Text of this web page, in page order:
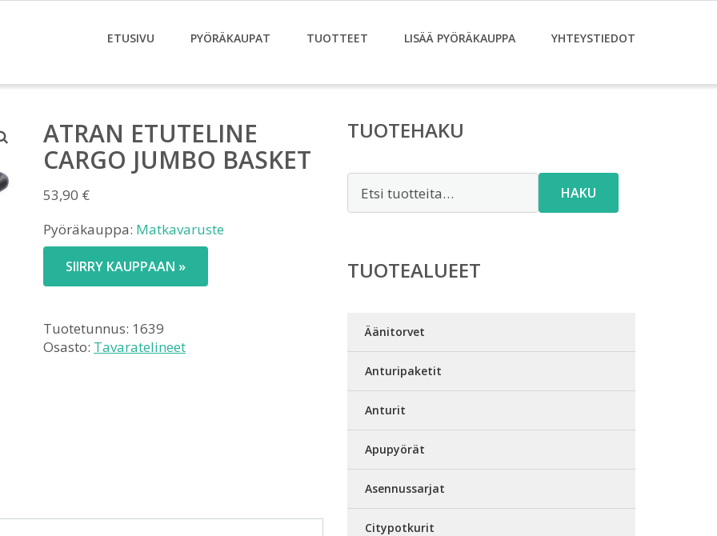
ETUSIVU PYÖRÄKAUPAT TUOTTEET LISÄÄ PYÖRÄKAUPPA YHTEYSTIEDOT
ATRAN ETUTELINE
CARGO JUMBO BASKET
53,90 €
Pyöräkauppa: Matkavaruste
SIIRRY KAUPPAAN »
Tuotetunnus: 1639
Osasto: Tavaratelineet
TUOTEHAKU
HAKU
TUOTEALUEET
Äänitorvet
Anturipaketit
Anturit
Apupyörät
Asennussarjat
Citypotkurit